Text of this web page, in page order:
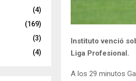
Instituto venció
Liga Profesional.
A los 29 minutos
(4)
(169)
(3)
(4)